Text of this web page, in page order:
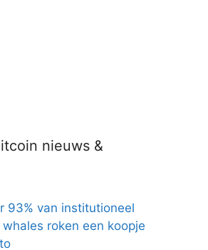
nieuws &
93% van institutioneel
roken een koopje